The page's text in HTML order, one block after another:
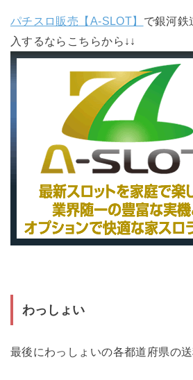
パチスロ販売【A-SLOT】 で銀河鉄
入するならこちらから↓↓
わっしょい
最後にわっしょいの各都道府県の送